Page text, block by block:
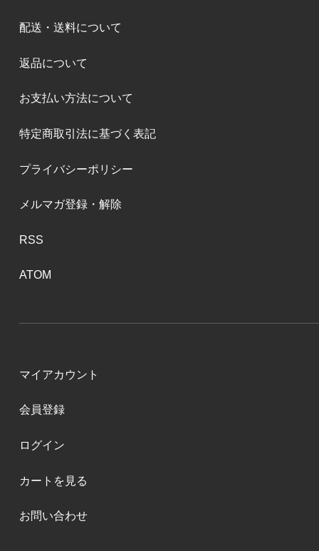
配送・送料について
返品について
お支払い方法について
特定商取引法に基づく表記
プライバシーポリシー
メルマガ登録・解除
RSS
ATOM
マイアカウント
会員登録
ログイン
カートを見る
お問い合わせ